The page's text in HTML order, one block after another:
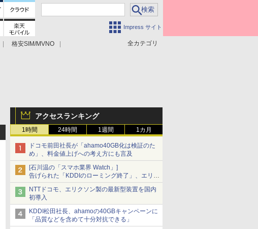
Impress サイト
全カテゴリ
格安SIM/MVNO
アクセスランキング
1時間 24時間 1週間 1カ月
ドコモ前田社長が「ahamo40GB化は検証のた
め」、料金値上げへの考え方にも言及
[石川温の「スマホ業界 Watch」]
告げられた「KDDIのローミング終了」、エリア
マップの落とし穴と楽天モバイルの課題
NTTドコモ、エリクソン製の最新型装置を国内
初導入
KDDI松田社長、ahamoの40GBキャンペーンに
「品質などを含めて十分対抗できる」